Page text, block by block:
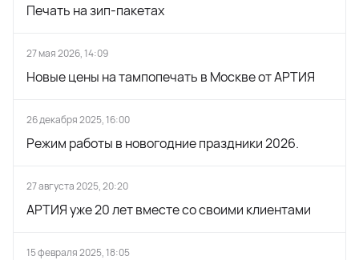
Печать на зип-пакетах
27 мая 2026, 14:09
Новые цены на тампопечать в Москве от АРТИЯ
26 декабря 2025, 16:00
Режим работы в новогодние праздники 2026.
27 августа 2025, 20:20
АРТИЯ уже 20 лет вместе со своими клиентами
15 февраля 2025, 18:05